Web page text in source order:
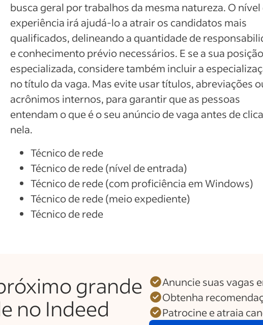
busca geral por trabalhos da mesma natureza. O nível
experiência irá ajudá-lo a atrair os candidatos mais
qualificados, delineando a quantidade de
e conhecimento prévio necessários. E se a sua
especializada, considere também incluir a
no título da vaga. Mas evite usar títulos, abreviações
acrônimos internos, para garantir que as pessoas
entendam o que é o seu anúncio de vaga antes de
nela.
Técnico de rede
Técnico de rede (nível de entrada)
Técnico de rede (com proficiência em Windows)
Técnico de rede (meio expediente)
Técnico de rede
grande
no Indeed
Anuncie suas vagas
Obtenha
Patrocine e atraia